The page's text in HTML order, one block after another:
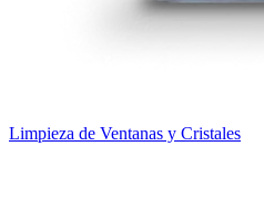
Limpieza de Ventanas y Cristales